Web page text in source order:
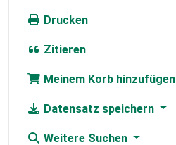
Drucken
Zitieren
Meinem Korb hinzufügen
Datensatz speichern
Weitere Suchen